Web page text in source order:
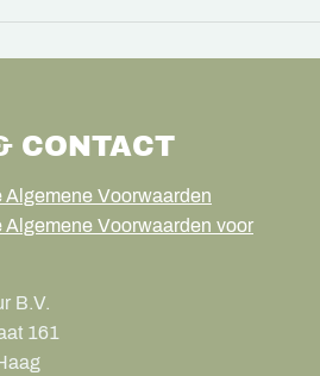
CONTACT
Algemene Voorwaarden
Algemene Voorwaarden voor
B.V.
161